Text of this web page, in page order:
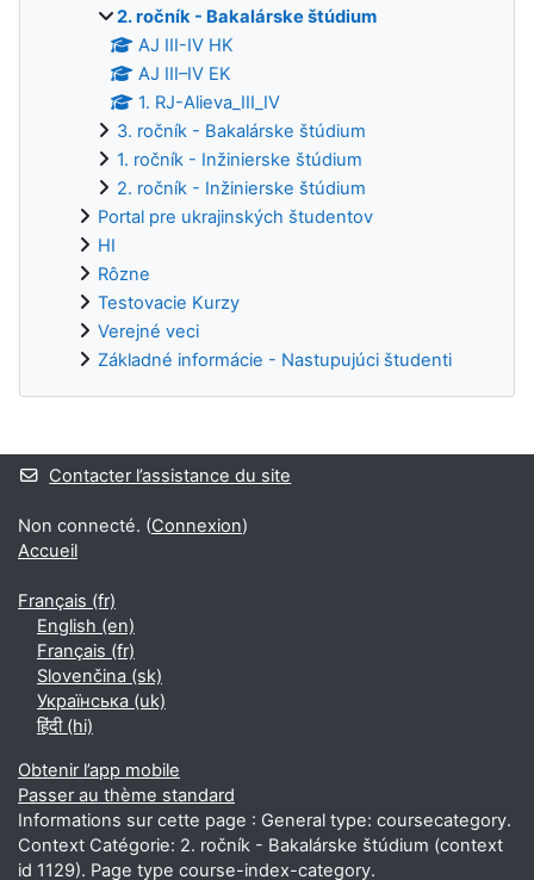
2. ročník - Bakalárske štúdium
AJ III-IV HK
AJ III–IV EK
1. RJ-Alieva_III_IV
3. ročník - Bakalárske štúdium
1. ročník - Inžinierske štúdium
2. ročník - Inžinierske štúdium
Portal pre ukrajinských študentov
HI
Rôzne
Testovacie Kurzy
Verejné veci
Základné informácie - Nastupujúci študenti
Blocs supplémentaires
Contacter l’assistance du site
Non connecté. (Connexion)
Accueil
Français ‎(fr)‎
English ‎(en)‎
Français ‎(fr)‎
Slovenčina ‎(sk)‎
Українська ‎(uk)‎
हिंदी ‎(hi)‎
Obtenir l’app mobile
Passer au thème standard
Informations sur cette page : General type: coursecategory.
Context Catégorie: 2. ročník - Bakalárske štúdium (context
id 1129). Page type course-index-category.